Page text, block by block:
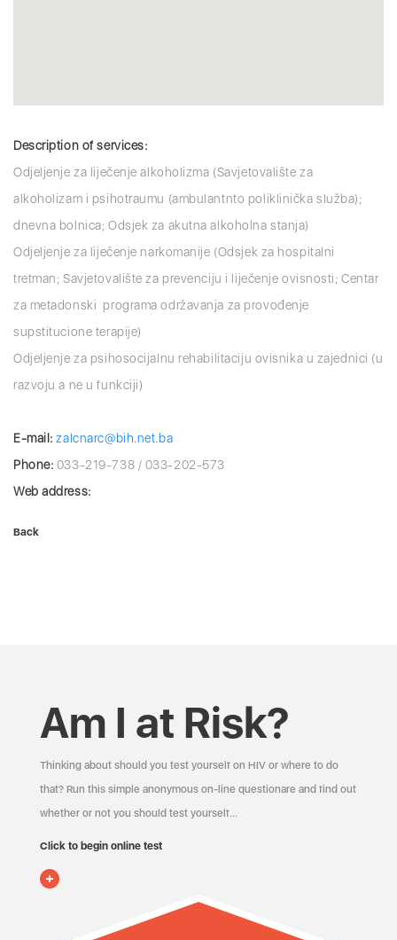
Description of services:
Odjeljenje za liječenje alkoholizma (Savjetovalište za
alkoholizam i psihotraumu (ambulantnto poliklinička služba);
dnevna bolnica; Odsjek za akutna alkoholna stanja)
Odjeljenje za liječenje narkomanije (Odsjek za hospitalni
tretman; Savjetovalište za prevenciju i liječenje ovisnosti; Centar
za metadonski programa održavanja za provođenje
supstitucione terapije)
Odjeljenje za psihosocijalnu rehabilitaciju ovisnika u zajednici (u
razvoju a ne u funkciji)
E-mail: zalcnarc@bih.net.ba
Phone: 033-219-738 / 033-202-573
Web address:
Back
Am I at Risk?
Thinking about should you test yourself on HIV or where to do
that? Run this simple anonymous on-line questionare and find out
whether or not you should test yourself…
Click to begin online test